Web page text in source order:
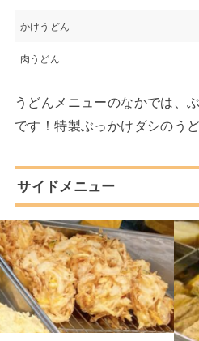
かけうどん
肉うどん
うどんメニューのなかでは、
です！特製ぶっかけダシのう
サイドメニュー